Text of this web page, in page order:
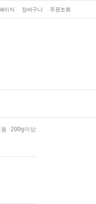
이지 장바구니 주문조회
돔 200g이상